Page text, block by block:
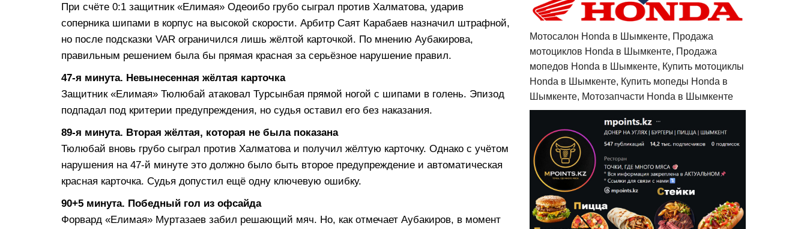
При счёте 0:1 защитник «Елимая» Одеоибо грубо сыграл против Халматова, ударив
соперника шипами в корпус на высокой скорости. Арбитр Саят Карабаев назначил штрафной,
но после подсказки VAR ограничился лишь жёлтой карточкой. По мнению Аубакирова,
правильным решением была бы прямая красная за серьёзное нарушение правил.
47-я минута. Невынесенная жёлтая карточка
Защитник «Елимая» Тюлюбай атаковал Турсынбая прямой ногой с шипами в голень. Эпизод
подпадал под критерии предупреждения, но судья оставил его без наказания.
89-я минута. Вторая жёлтая, которая не была показана
Тюлюбай вновь грубо сыграл против Халматова и получил жёлтую карточку. Однако с учётом
нарушения на 47-й минуте это должно было быть второе предупреждение и автоматическая
красная карточка. Судья допустил ещё одну ключевую ошибку.
90+5 минута. Победный гол из офсайда
Форвард «Елимая» Муртазаев забил решающий мяч. Но, как отмечает Аубакиров, в момент
Мотосалон Honda в Шымкенте, Продажа
мотоциклов Honda в Шымкенте, Продажа
мопедов Honda в Шымкенте, Купить мотоциклы
Honda в Шымкенте, Купить мопеды Honda в
Шымкенте, Мотозапчасти Honda в Шымкенте